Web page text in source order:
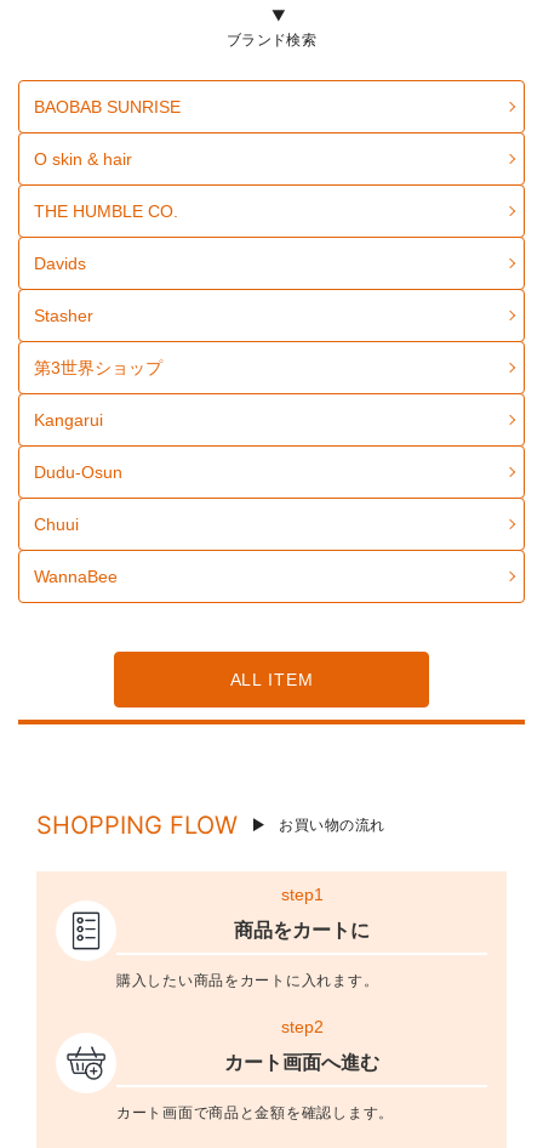
ブランド検索
BAOBAB SUNRISE
O skin & hair
THE HUMBLE CO.
Davids
Stasher
第3世界ショップ
Kangarui
Dudu-Osun
Chuui
WannaBee
ALL ITEM
SHOPPING FLOW お買い物の流れ
step1
商品をカートに
購入したい商品をカートに入れます。
step2
カート画面へ進む
カート画面で商品と金額を確認します。